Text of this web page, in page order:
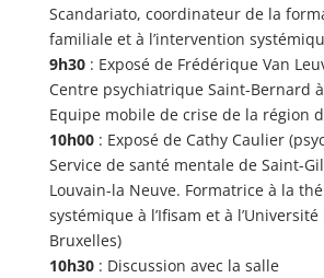
Scandariato, coordinateur de la
familiale et à l’intervention
9h30: Exposé de Frédérique Van
Centre psychiatrique Saint-Bernard
Equipe mobile de crise de la région
10h00: Exposé de Cathy Caulier
Service de santé mentale de Saint-
Louvain-la Neuve. Formatrice à la
systémique à l’Ifisam et à
Bruxelles)
10h30 : Discussion avec la salle